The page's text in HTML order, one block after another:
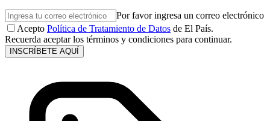
Por favor ingresa un correo electrónico
Acepto Política de Tratamiento de Datos de El País.
Recuerda aceptar los términos y condiciones para continuar.
INSCRÍBETE AQUÍ